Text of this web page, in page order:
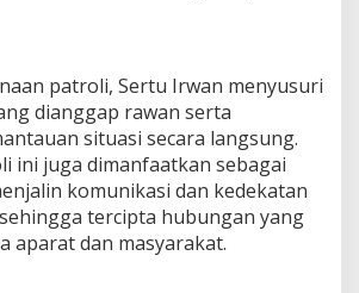
a
y
a
h
d
a
n
K
patroli, Sertu Irwan menyusuri
dianggap rawan serta
situasi secara langsung.
ini juga dimanfaatkan sebagai
komunikasi dan kedekatan
tercipta hubungan yang
aparat dan masyarakat.